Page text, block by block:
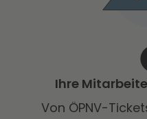
Ihre
Von ÖPNV-